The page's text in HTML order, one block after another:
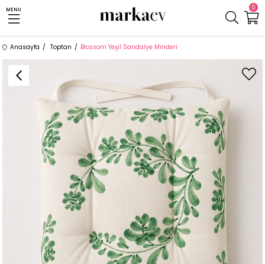
0
MENU
Anasayfa Toptan Blossom Yeşil Sandalye Minderi